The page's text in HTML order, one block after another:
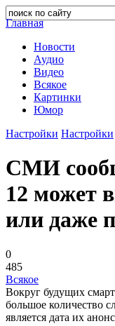
Главная
Новости
Аудио
Видео
Всякое
Картинки
Юмор
Настройки Настройки
СМИ
12 может
или даже
0
485
Всякое
Вокруг будущих
большое количество
является дата их